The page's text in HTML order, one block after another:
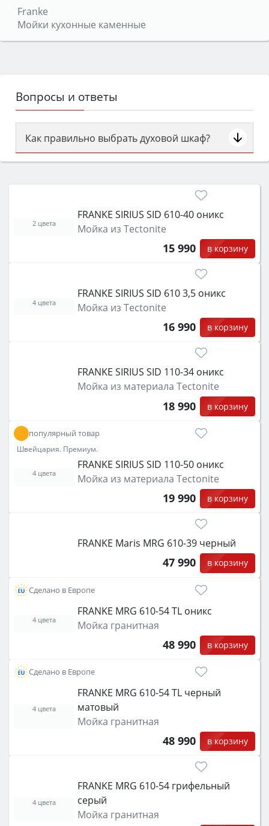
Franke
Мойки кухонные каменные
Вопросы и ответы
Как правильно выбрать духовой шкаф?
Сначала определитесь с типом (газовый или
затем смотрите на объём 50–70 л для семьи,
функции (конвекция, гриль, самоочистка,
защита от детей).
FRANKE SIRIUS SID 610-40 оникс
Мойка из Tectonite
15 990 в корзину
2 цвета
FRANKE SIRIUS SID 610 3,5 оникс
Мойка из Tectonite
16 990 в корзину
4 цвета
FRANKE SIRIUS SID 110-34 оникс
Мойка из материала Tectonite
18 990 в корзину
популярный товар
Швейцария. Премиум.
FRANKE SIRIUS SID 110-50 оникс
Мойка из материала Tectonite
19 990 в корзину
4 цвета
FRANKE Maris MRG 610-39 черный
47 990 в корзину
Сделано в Европе
FRANKE MRG 610-54 TL оникс
Мойка гранитная
48 990 в корзину
4 цвета
Сделано в Европе
FRANKE MRG 610-54 TL черный
матовый
Мойка гранитная
48 990 в корзину
4 цвета
FRANKE MRG 610-54 грифельный
серый
Мойка гранитная
4 цвета